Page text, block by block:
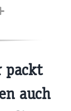
packt
auch